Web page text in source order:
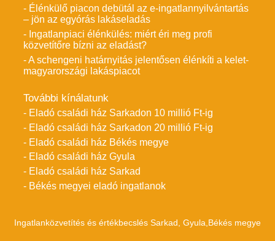
- Élénkülő piacon debütál az e-ingatlannyilvántartás
– jön az egyórás lakáseladás
- Ingatlanpiaci élénkülés: miért éri meg profi
közvetítőre bízni az eladást?
- A schengeni határnyitás jelentősen élénkíti a kelet-
magyarországi lakáspiacot
További kínálatunk
- Eladó családi ház Sarkadon 10 millió Ft-ig
- Eladó családi ház Sarkadon 20 millió Ft-ig
- Eladó családi ház Békés megye
- Eladó családi ház Gyula
- Eladó családi ház Sarkad
- Békés megyei eladó ingatlanok
Ingatlanközvetítés és értékbecslés Sarkad, Gyula,Békés megye